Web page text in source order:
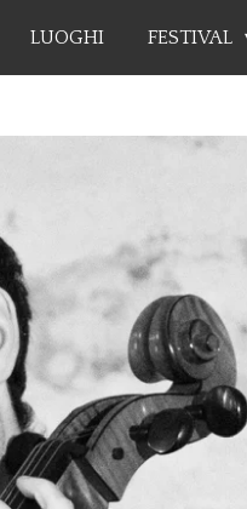
LUOGHI FESTIVAL